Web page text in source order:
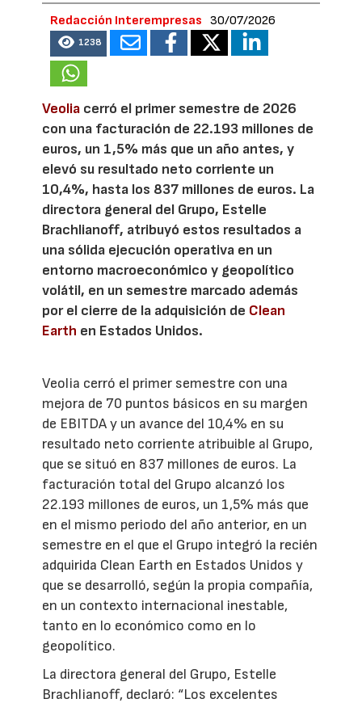
Redacción Interempresas 30/07/2026
1238
Veolia cerró el primer semestre de 2026
con una facturación de 22.193 millones de
euros, un 1,5% más que un año antes, y
elevó su resultado neto corriente un
10,4%, hasta los 837 millones de euros. La
directora general del Grupo, Estelle
Brachlianoff, atribuyó estos resultados a
una sólida ejecución operativa en un
entorno macroeconómico y geopolítico
volátil, en un semestre marcado además
por el cierre de la adquisición de Clean
Earth en Estados Unidos.
Veolia cerró el primer semestre con una
mejora de 70 puntos básicos en su margen
de EBITDA y un avance del 10,4% en su
resultado neto corriente atribuible al Grupo,
que se situó en 837 millones de euros. La
facturación total del Grupo alcanzó los
22.193 millones de euros, un 1,5% más que
en el mismo periodo del año anterior, en un
semestre en el que el Grupo integró la recién
adquirida Clean Earth en Estados Unidos y
que se desarrolló, según la propia compañía,
en un contexto internacional inestable,
tanto en lo económico como en lo
geopolítico.
La directora general del Grupo, Estelle
Brachlianoff, declaró: “Los excelentes